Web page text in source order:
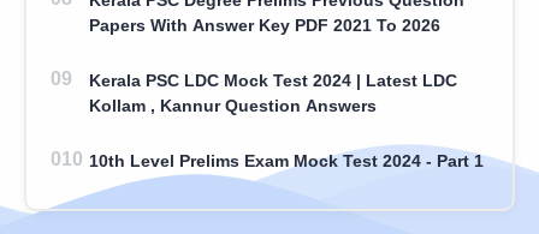
Papers With Answer Key PDF 2021 To 2026
Kerala PSC LDC Mock Test 2024 | Latest LDC
Kollam , Kannur Question Answers
10th Level Prelims Exam Mock Test 2024 - Part 1